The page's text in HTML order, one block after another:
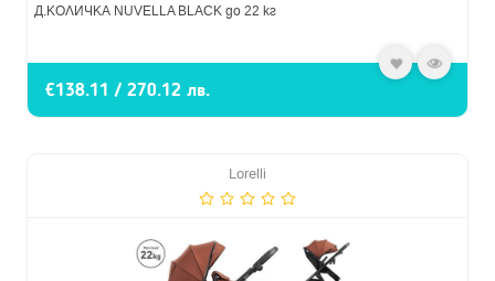
Д.КОЛИЧКА NUVELLA BLACK до 22 кг
€138.11 / 270.12 лв.
Lorelli